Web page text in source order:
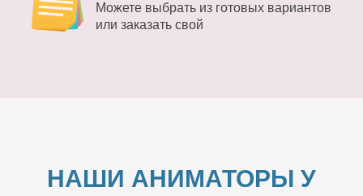
Можете выбрать из готовых вариантов
или заказать свой
НАШИ АНИМАТОРЫ У